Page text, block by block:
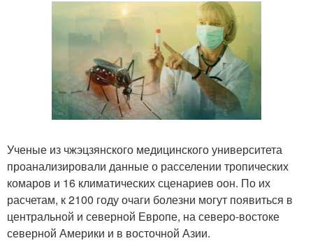
Ученые из чжэцзянского медицинского университета
проанализировали данные о расселении тропических
комаров и 16 климатических сценариев оон. По их
расчетам, к 2100 году очаги болезни могут появиться в
центральной и северной Европе, на северо-востоке
северной Америки и в восточной Азии.